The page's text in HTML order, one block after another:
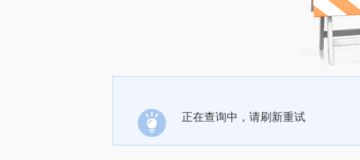
正在查询中，请刷新重试